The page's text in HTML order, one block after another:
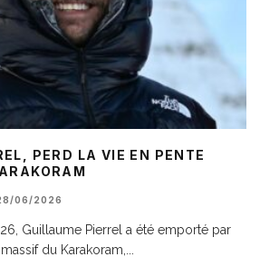
PERD LA VIE EN PENTE
06/2026
Guillaume Pierrel a été emporté par
du Karakoram,...